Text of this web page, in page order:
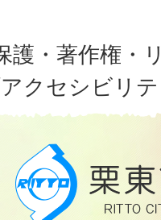
護・著作権・
クセシビリ